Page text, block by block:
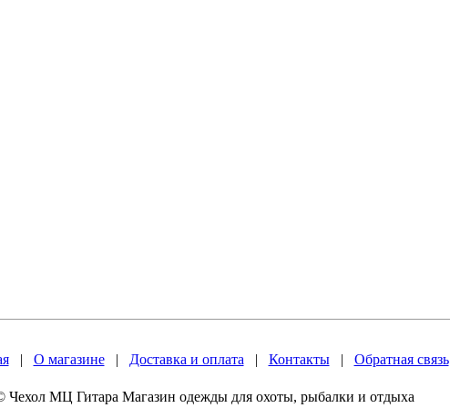
| О магазине| Доставка и оплата | Контакты| Обратная связь
Чехол МЦ Гитара Магазин одежды для охоты, рыбалки и отдыха